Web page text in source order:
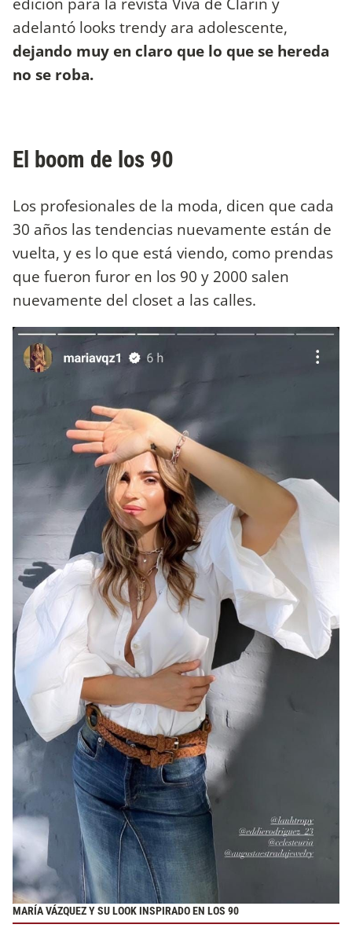
adelantó looks trendy ara adolescente,
dejando muy en claro que lo que se hereda
no se roba.
El boom de los 90
Los profesionales de la moda, dicen que cada
30 años las tendencias nuevamente están de
vuelta, y es lo que está viendo, como prendas
que fueron furor en los 90 y 2000 salen
nuevamente del closet a las calles.
MARÍA VÁZQUEZ Y SU LOOK INSPIRADO EN LOS 90